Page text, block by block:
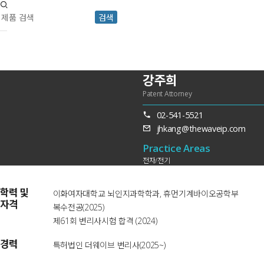
검색
강주희
Patent Attorney
02-541-5521
jhkang@thewaveip.com
Practice Areas
전자/전기
학력 및
자격
이화여자대학교 뇌인지과학학과, 휴먼기계바이오공학부
복수전공(2025)
제61회 변리사시험 합격 (2024)
경력 특허법인 더웨이브 변리사(2025~)